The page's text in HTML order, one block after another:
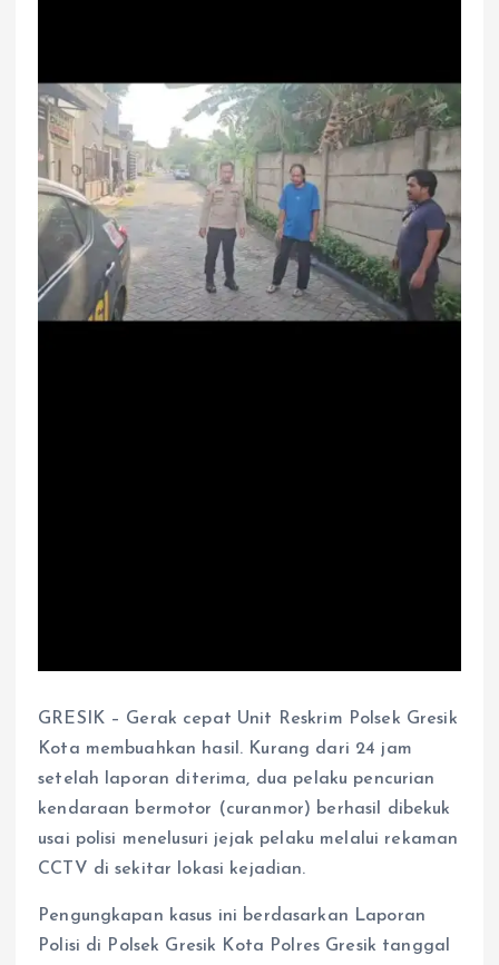
GRESIK – Gerak cepat Unit Reskrim Polsek Gresik
Kota membuahkan hasil. Kurang dari 24 jam
setelah laporan diterima, dua pelaku pencurian
kendaraan bermotor (curanmor) berhasil dibekuk
usai polisi menelusuri jejak pelaku melalui rekaman
CCTV di sekitar lokasi kejadian.
Pengungkapan kasus ini berdasarkan Laporan
Polisi di Polsek Gresik Kota Polres Gresik tanggal